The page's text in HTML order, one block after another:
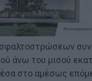
άνω του μισού
στο αμέσως